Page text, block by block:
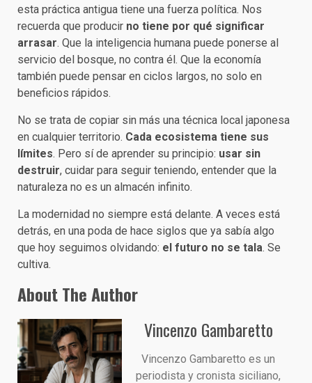
esta práctica antigua tiene una fuerza política. Nos
recuerda que producir no tiene por qué significar
arrasar. Que la inteligencia humana puede ponerse al
servicio del bosque, no contra él. Que la economía
también puede pensar en ciclos largos, no solo en
beneficios rápidos.
No se trata de copiar sin más una técnica local japonesa
en cualquier territorio. Cada ecosistema tiene sus
límites. Pero sí de aprender su principio: usar sin
destruir, cuidar para seguir teniendo, entender que la
naturaleza no es un almacén infinito.
La modernidad no siempre está delante. A veces está
detrás, en una poda de hace siglos que ya sabía algo
que hoy seguimos olvidando: el futuro no se tala. Se
cultiva.
About The Author
Vincenzo Gambaretto
Vincenzo Gambaretto es un
periodista y cronista siciliano,